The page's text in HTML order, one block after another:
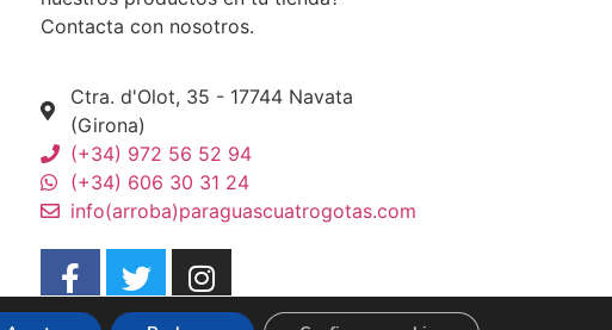
Contacta con nosotros.
Ctra. d'Olot, 35 - 17744 Navata
(Girona)
(+34) 972 56 52 94
(+34) 606 30 31 24
info(arroba)paraguascuatrogotas.com